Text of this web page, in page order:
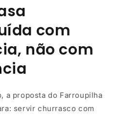
com
não com
a proposta do Farroupilha
servir churrasco com